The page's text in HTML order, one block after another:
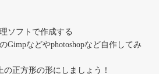
フトで作成する
どやphotoshopなど自作してみ
形の形にしましょう！